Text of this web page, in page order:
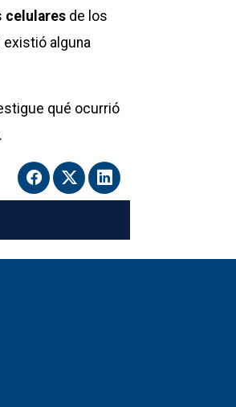
celulares de los
alguna
qué ocurrió